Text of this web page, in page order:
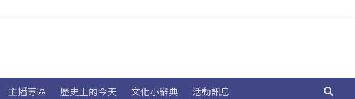
主播專區 歷史上的今天 文化小辭典 活動訊息